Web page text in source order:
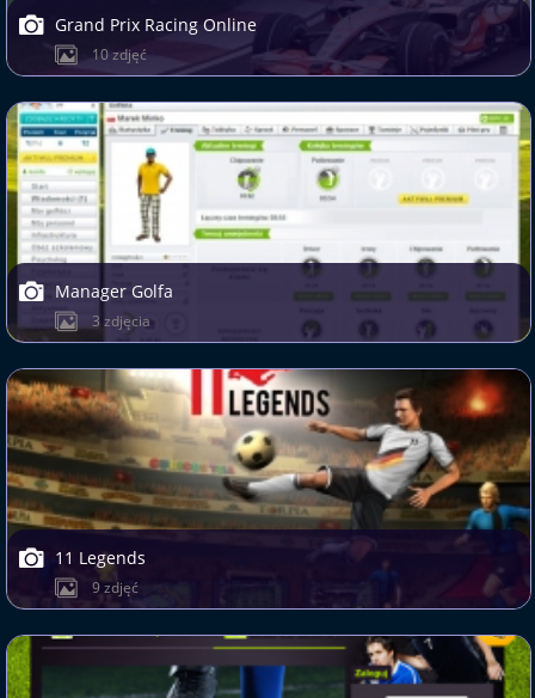
Grand Prix Racing Online
10 zdjęć
Manager Golfa
3 zdjęcia
11 Legends
9 zdjęć